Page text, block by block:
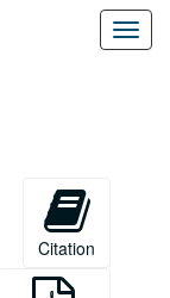
Citation